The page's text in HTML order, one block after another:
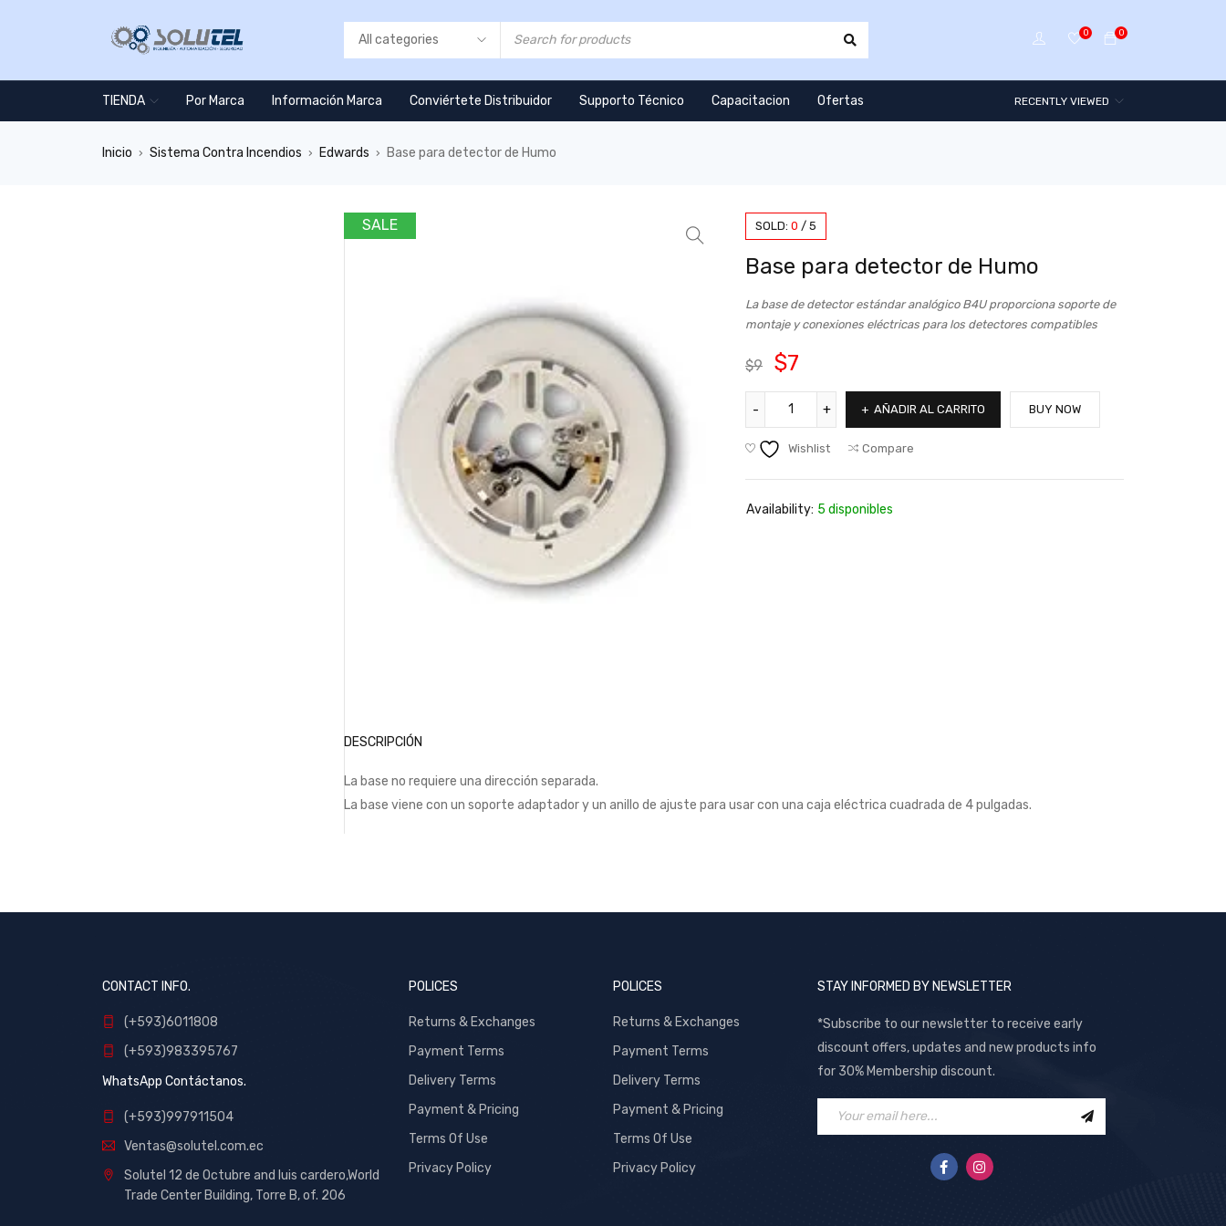
0
0
TIENDA Por Marca Información Marca Conviértete Distribuidor Supporto Técnico Capacitacion Ofertas RECENTLY VIEWED
Inicio › Sistema Contra Incendios › Edwards › Base para detector de Humo
SALE SOLD: 0 / 5
Base para detector de Humo
La base de detector estándar analógico B4U proporciona soporte de
montaje y conexiones eléctricas para los detectores compatibles
$9 $7
AÑADIR AL CARRITO BUY NOW
Wishlist Compare
Availability: 5 disponibles
DESCRIPCIÓN
La base no requiere una dirección separada.
La base viene con un soporte adaptador y un anillo de ajuste para usar con una caja eléctrica cuadrada de 4 pulgadas.
CONTACT INFO.
(+593)6011808
(+593)983395767
WhatsApp Contáctanos.
(+593)997911504
Ventas@solutel.com.ec
Solutel 12 de Octubre and luis cardero,World
Trade Center Building, Torre B, of. 206
POLICES
Returns & Exchanges
Payment Terms
Delivery Terms
Payment & Pricing
Terms Of Use
Privacy Policy
POLICES
Returns & Exchanges
Payment Terms
Delivery Terms
Payment & Pricing
Terms Of Use
Privacy Policy
STAY INFORMED BY NEWSLETTER
*Subscribe to our newsletter to receive early
discount offers, updates and new products info
for 30% Membership discount.